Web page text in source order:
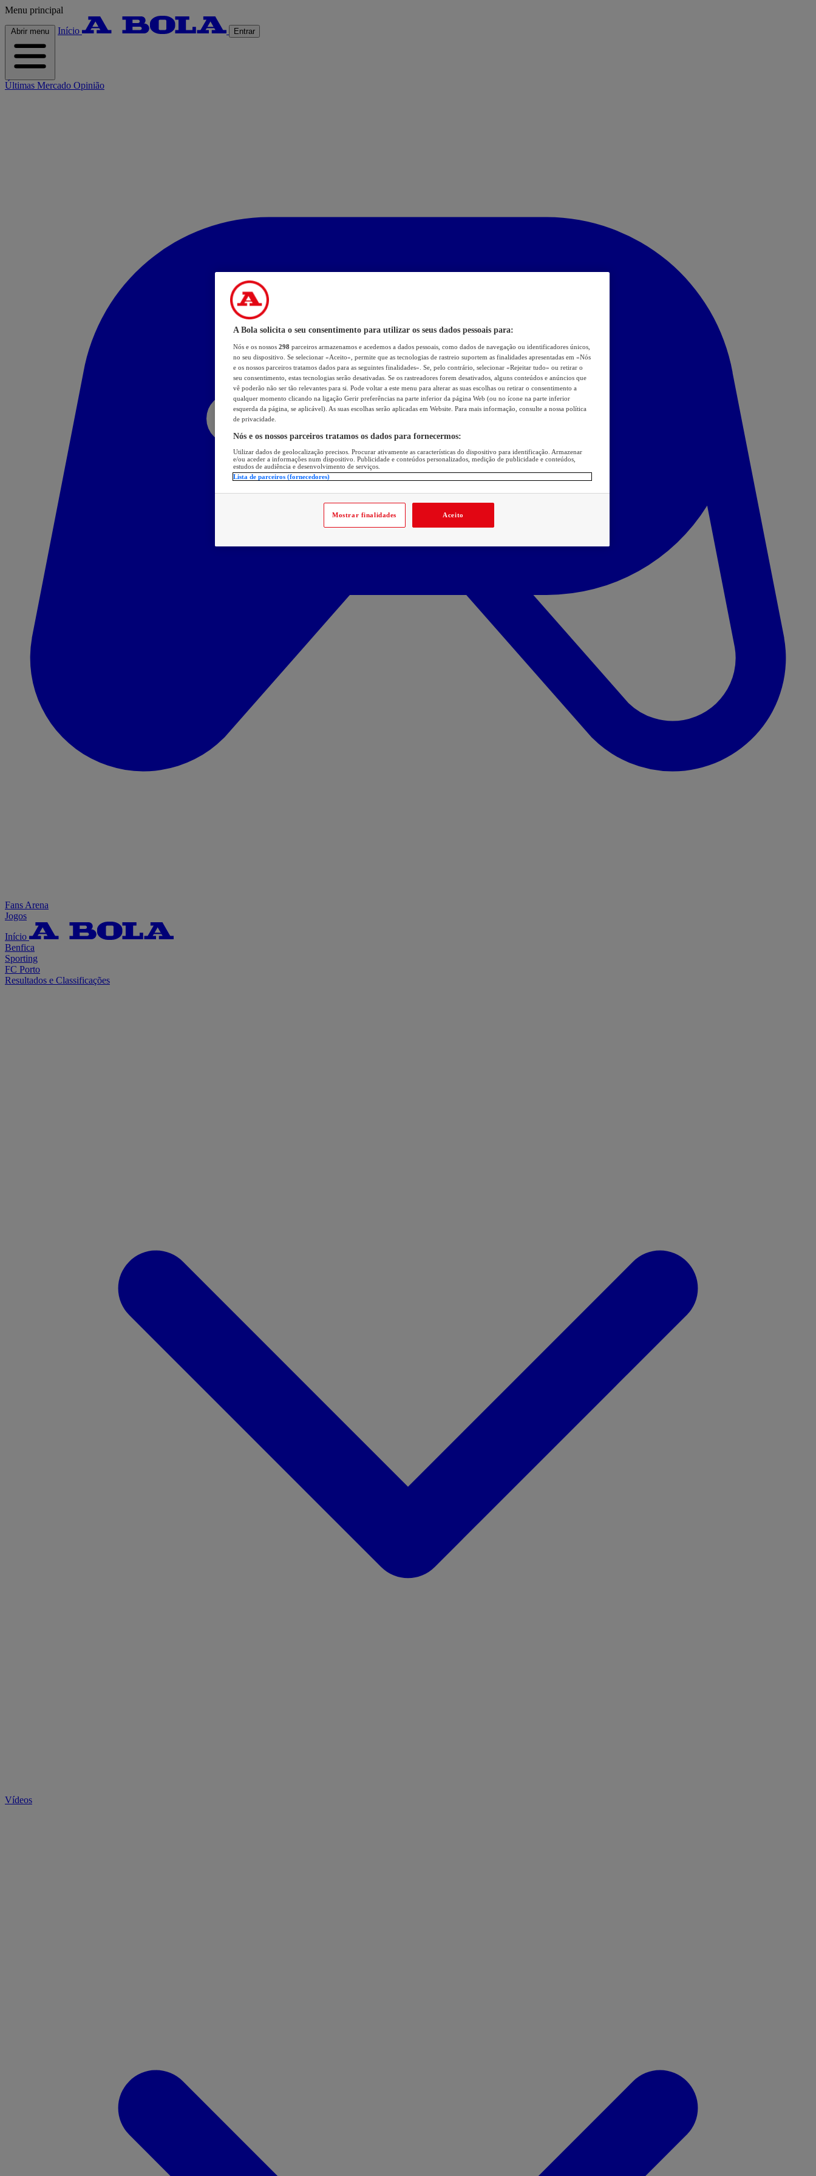
Menu principal
Abrir menu Início Entrar
Últimas Mercado Opinião
Fans Arena
Jogos
Início
Benfica
Sporting
FC Porto
Resultados e Classificações
Vídeos
A Bola solicita o seu consentimento para utilizar os seus dados pessoais para:
Nós e os nossos 298 parceiros armazenamos e acedemos a dados pessoais, como dados de navegação ou identificadores únicos,
no seu dispositivo. Se selecionar «Aceito», permite que as tecnologias de rastreio suportem as finalidades apresentadas em «Nós
e os nossos parceiros tratamos dados para as seguintes finalidades». Se, pelo contrário, selecionar «Rejeitar tudo» ou retirar o
seu consentimento, estas tecnologias serão desativadas. Se os rastreadores forem desativados, alguns conteúdos e anúncios que
vê poderão não ser tão relevantes para si. Pode voltar a este menu para alterar as suas escolhas ou retirar o consentimento a
qualquer momento clicando na ligação Gerir preferências na parte inferior da página Web (ou no ícone na parte inferior
esquerda da página, se aplicável). As suas escolhas serão aplicadas em Website. Para mais informação, consulte a nossa política
de privacidade.
Nós e os nossos parceiros tratamos os dados para fornecermos:
Utilizar dados de geolocalização precisos. Procurar ativamente as características do dispositivo para identificação. Armazenar
e/ou aceder a informações num dispositivo. Publicidade e conteúdos personalizados, medição de publicidade e conteúdos,
estudos de audiência e desenvolvimento de serviços.
Lista de parceiros (fornecedores)
Mostrar finalidades Aceito